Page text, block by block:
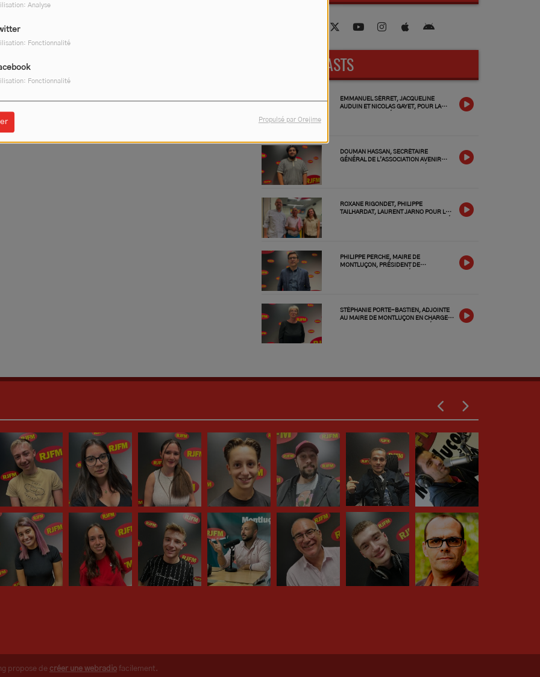
Analyse
Fonctionnalité
Fonctionnalité
Propulsé par Orejime
NOS PODCASTS
EMMANUEL SÉRRET, JACQUELINE
AUDUIN ET NICOLAS GAYET, POUR LA
DOUMAN HASSAN, SECRÉTAIRE
GÉNÉRAL DE L’ASSOCIATION AVENIR
ROXANE RIGONDET, PHILIPPE
TAILHARDAT, LAURENT JARNO POUR LE
PHILIPPE PERCHE, MAIRE DE
MONTLUÇON, PRÉSIDENT DE
STÉPHANIE PORTE-BASTIEN, ADJOINTE
AU MAIRE DE MONTLUÇON EN CHARGE
propose de créer une webradio facilement.